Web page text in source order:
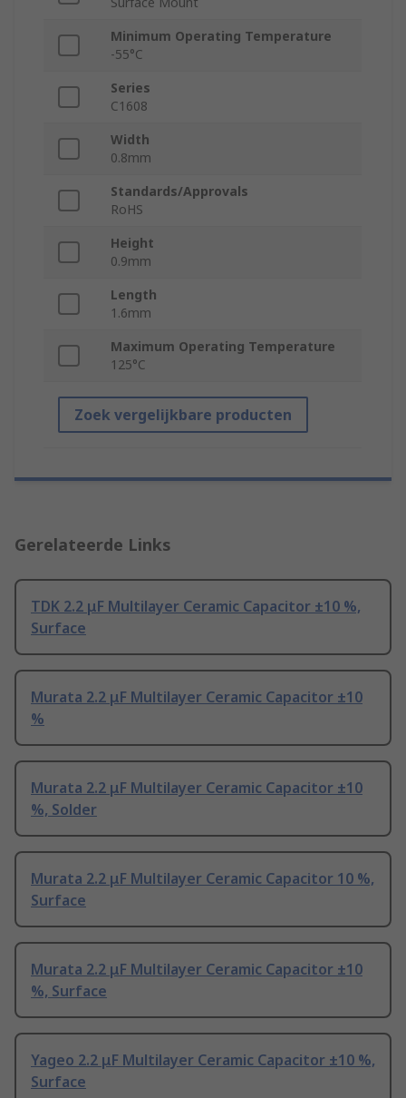
Minimum Operating Temperature
-55°C
Series
C1608
Width
0.8mm
Standards/Approvals
RoHS
Height
0.9mm
Length
1.6mm
Maximum Operating Temperature
125°C
Zoek vergelijkbare producten
Gerelateerde Links
TDK 2.2 μF Multilayer Ceramic Capacitor ±10 %,
Surface
Murata 2.2 μF Multilayer Ceramic Capacitor ±10
%
Murata 2.2 μF Multilayer Ceramic Capacitor ±10
%, Solder
Murata 2.2 μF Multilayer Ceramic Capacitor 10 %,
Surface
Murata 2.2 μF Multilayer Ceramic Capacitor ±10
%, Surface
Yageo 2.2 μF Multilayer Ceramic Capacitor ±10 %,
Surface